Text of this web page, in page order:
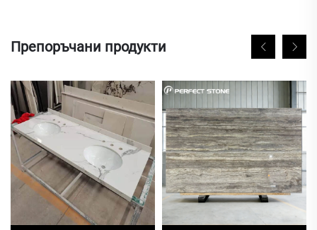
Препоръчани продукти